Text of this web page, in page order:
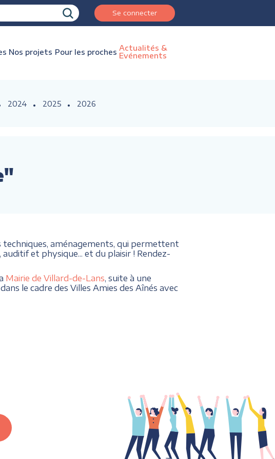
Se connecter
Nos projets Pour les proches Actualités &
Evénements
2024 2025 2026
techniques, aménagements, qui permettent
et physique... et du plaisir ! Rendez-
Mairie de Villard-de-Lans, suite à une
le cadre des Villes Amies des Aînés avec